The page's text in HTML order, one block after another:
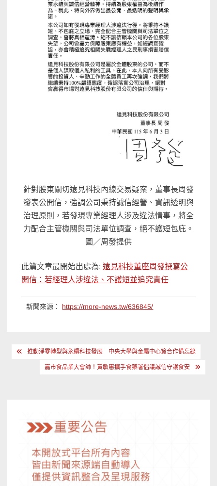
針對股東關切遠見科技內線交易疑案，董事長周發
發表公開信，強調公司秉持誠信經營、資訊透明與
治理原則，若發現專業經理人涉及違法情事，將全
力配合主管機關與司法單位調查，絕不護短包庇。
圖／周發提供
此篇文章最開始出處為:遠見科技董座周發撰寫公
開信：若經理人涉違法、不護短並追究責任
新聞來源： https://more-news.tw/636845/
文 推動淨零轉型與永續科技發展 中央大學與金屬中心簽合作備忘錄
嘉市食品業大會師！黃敏惠攜手食藥署倡議誠信守護食安